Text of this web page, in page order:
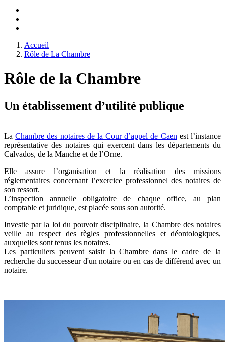
Accueil
Rôle de La Chambre
Rôle de la Chambre
Un établissement d’utilité publique
LaChambre des notaires de la Cour d’appel de Caen est l’instance
représentative des notaires qui exercent dans les départements du
Calvados, de la Manche et de l’Orne.
Elle assure l’organisation et la réalisation des missions
réglementaires concernant l’exercice professionnel des notaires de
son ressort.
L’inspection annuelle obligatoire de chaque office, au plan
comptable et juridique, est placée sous son autorité.
Investie par la loi du pouvoir disciplinaire, la Chambre des notaires
veille au respect des règles professionnelles et déontologiques,
auxquelles sont tenus les notaires.
Les particuliers peuvent saisir la Chambre dans le cadre de la
recherche du successeur d'un notaire ou en cas de différend avec un
notaire.